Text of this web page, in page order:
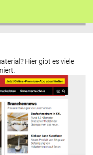
Hier gibt es viele